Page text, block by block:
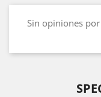
Sin opiniones